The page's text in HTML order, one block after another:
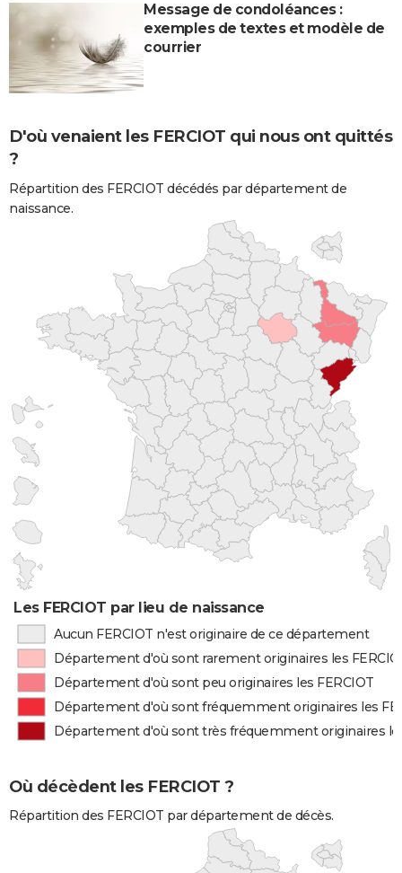
Message de condoléances :
exemples de textes et modèle de
courrier
D'où venaient les FERCIOT qui nous ont quittés
?
Répartition des FERCIOT décédés par département de
naissance.
Les FERCIOT par lieu de naissance
Aucun FERCIOT n'est originaire de ce département
Département d'où sont rarement originaires les
Département d'où sont peu originaires les FERCIOT
Département d'où sont fréquemment originaires les
Département d'où sont très fréquemment originaires
Où décèdent les FERCIOT ?
Répartition des FERCIOT par département de décès.